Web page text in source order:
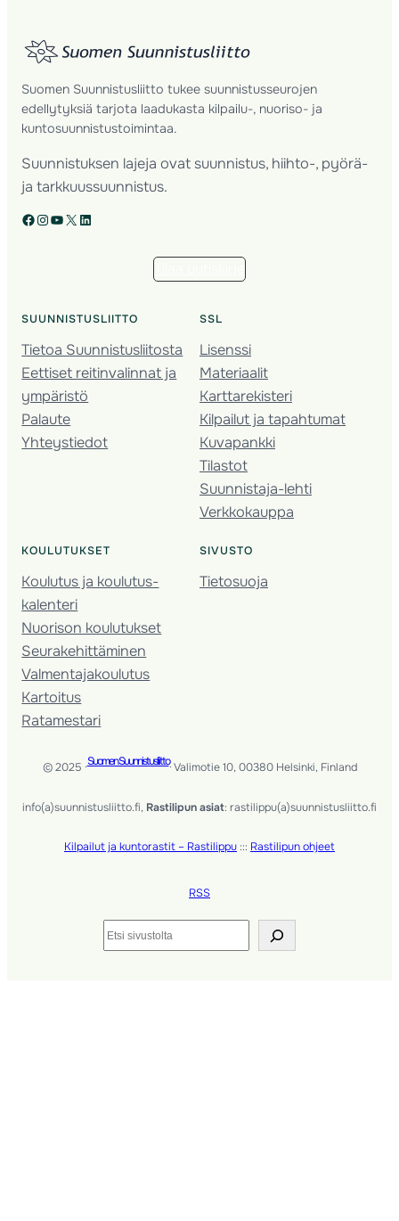
Suomen Suunnistusliitto tukee suunnistusseurojen
edellytyksiä tarjota laadukasta kilpailu-, nuoriso- ja
kuntosuunnistustoimintaa.
Suunnistuksen lajeja ovat suunnistus, hiihto-, pyörä-
ja tarkkuussuunnistus.
Facebook Instagram YouTube X LinkedIn
SUUNNISTUSLIITTO
Tietoa Suunnistusliitosta
Eettiset reitinvalinnat ja
ympäristö
Palaute
Yhteystiedot
SSL
Lisenssi
Materiaalit
Karttarekisteri
Kilpailut ja tapahtumat
Kuvapankki
Tilastot
Suunnistaja-lehti
Verkkokauppa
KOULUTUKSET
Koulutus ja koulutus­
kalenteri
Nuorison koulutukset
Seura­kehittäminen
Valmentaja­koulutus
Kartoitus
Ratamestari
SIVUSTO
Tietosuoja
© 2025 ·Suomen Suunnistusliitto· Valimotie 10, 00380 Helsinki, Finland
info(a)suunnistusliitto.fi, Rastilipun asiat: rastilippu(a)suunnistusliitto.fi
Kilpailut ja kuntorastit – Rastilippu ::: Rastilipun ohjeet
RSS
Etsi